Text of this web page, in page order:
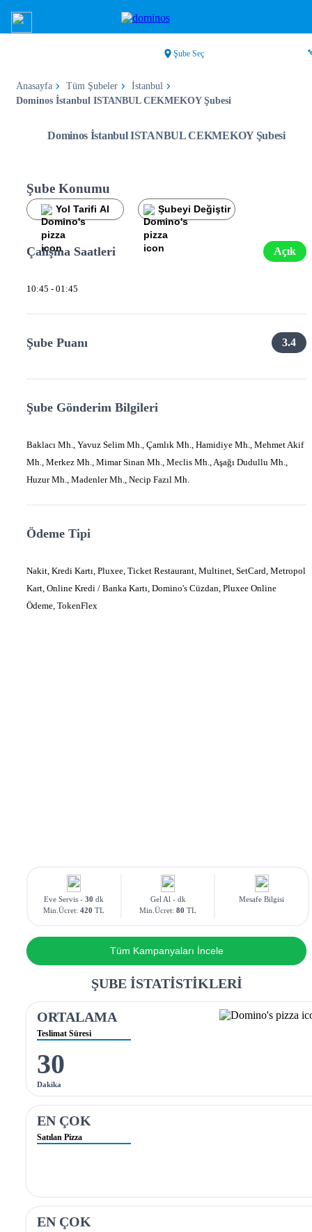
Şube Seç
Anasayfa Tüm Şubeler
İstanbul
Dominos İstanbul ISTANBUL CEKMEKOY Şubesi
Dominos İstanbul ISTANBUL CEKMEKOY Şubesi
Şube Konumu
Yol Tarifi Al Şubeyi Değiştir
Çalışma Saatleri Açık
10:45 - 01:45
Şube Puanı 3.4
Şube Gönderim Bilgileri
Baklacı Mh., Yavuz Selim Mh., Çamlık Mh., Hamidiye Mh., Mehmet Akif
Mh., Merkez Mh., Mimar Sinan Mh., Meclis Mh., Aşağı Dudullu Mh.,
Huzur Mh., Madenler Mh., Necip Fazıl Mh.
Ödeme Tipi
Nakit, Kredi Kartı, Pluxee, Ticket Restaurant, Multinet, SetCard, Metropol
Kart, Online Kredi / Banka Kartı, Domino's Cüzdan, Pluxee Online
Ödeme, TokenFlex
Eve Servis -30 dk
Min.Ücret:420 TL
Gel Al - dk
Min.Ücret: 80 TL
Mesafe Bilgisi
Tüm Kampanyaları İncele
ŞUBE İSTATİSTİKLERİ
ORTALAMA
Teslimat Süresi
30
Dakika
EN ÇOK
Satılan Pizza
EN ÇOK